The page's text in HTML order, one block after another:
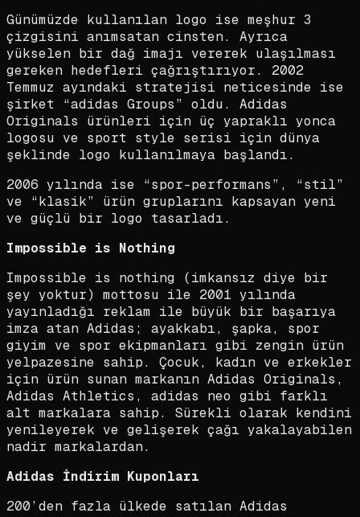
Günümüzde kullanılan logo ise meşhur 3
çizgisini anımsatan cinsten. Ayrıca
yükselen bir dağ imajı vererek ulaşılması
gereken hedefleri çağrıştırıyor. 2002
Temmuz ayındaki stratejisi neticesinde ise
şirket “adidas Groups” oldu. Adidas
Originals ürünleri için üç yapraklı yonca
logosu ve sport style serisi için dünya
şeklinde logo kullanılmaya başlandı.
2006 yılında ise “spor-performans”, “stil”
ve “klasik” ürün gruplarını kapsayan yeni
ve güçlü bir logo tasarladı.
Impossible is Nothing
Impossible is nothing (imkansız diye bir
şey yoktur) mottosu ile 2001 yılında
yayınladığı reklam ile büyük bir başarıya
imza atan Adidas; ayakkabı, şapka, spor
giyim ve spor ekipmanları gibi zengin ürün
yelpazesine sahip. Çocuk, kadın ve erkekler
için ürün sunan markanın Adidas Originals,
Adidas Athletics, adidas neo gibi farklı
alt markalara sahip. Sürekli olarak kendini
yenileyerek ve gelişerek çağı yakalayabilen
nadir markalardan.
Adidas İndirim Kuponları
200’den fazla ülkede satılan Adidas